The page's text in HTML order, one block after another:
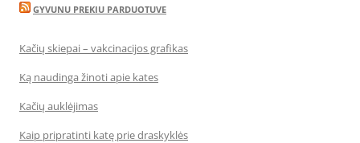
GYVUNU PREKIU PARDUOTUVE
Kačių skiepai – vakcinacijos grafikas
Ką naudinga žinoti apie kates
Kačių auklėjimas
Kaip pripratinti katę prie draskyklės